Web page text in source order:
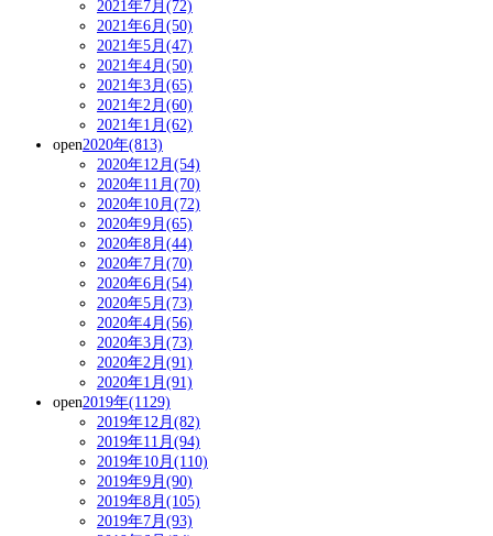
2021年7月(72)
2021年6月(50)
2021年5月(47)
2021年4月(50)
2021年3月(65)
2021年2月(60)
2021年1月(62)
open2020年(813)
2020年12月(54)
2020年11月(70)
2020年10月(72)
2020年9月(65)
2020年8月(44)
2020年7月(70)
2020年6月(54)
2020年5月(73)
2020年4月(56)
2020年3月(73)
2020年2月(91)
2020年1月(91)
open2019年(1129)
2019年12月(82)
2019年11月(94)
2019年10月(110)
2019年9月(90)
2019年8月(105)
2019年7月(93)